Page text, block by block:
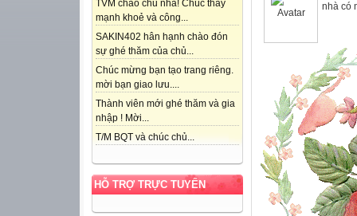
TVM chào chủ nhà! Chúc thầy
mạnh khoẻ và công...
SAKIN402 hân hạnh chào đón
sự ghé thăm của chủ...
Chúc mừng bạn tạo trang riêng.
mời bạn giao lưu....
Thành viên mới ghé thăm và gia
nhập ! Mời...
T/M BQT và chúc chủ...
HỖ TRỢ TRỰC TUYẾN
nhà có